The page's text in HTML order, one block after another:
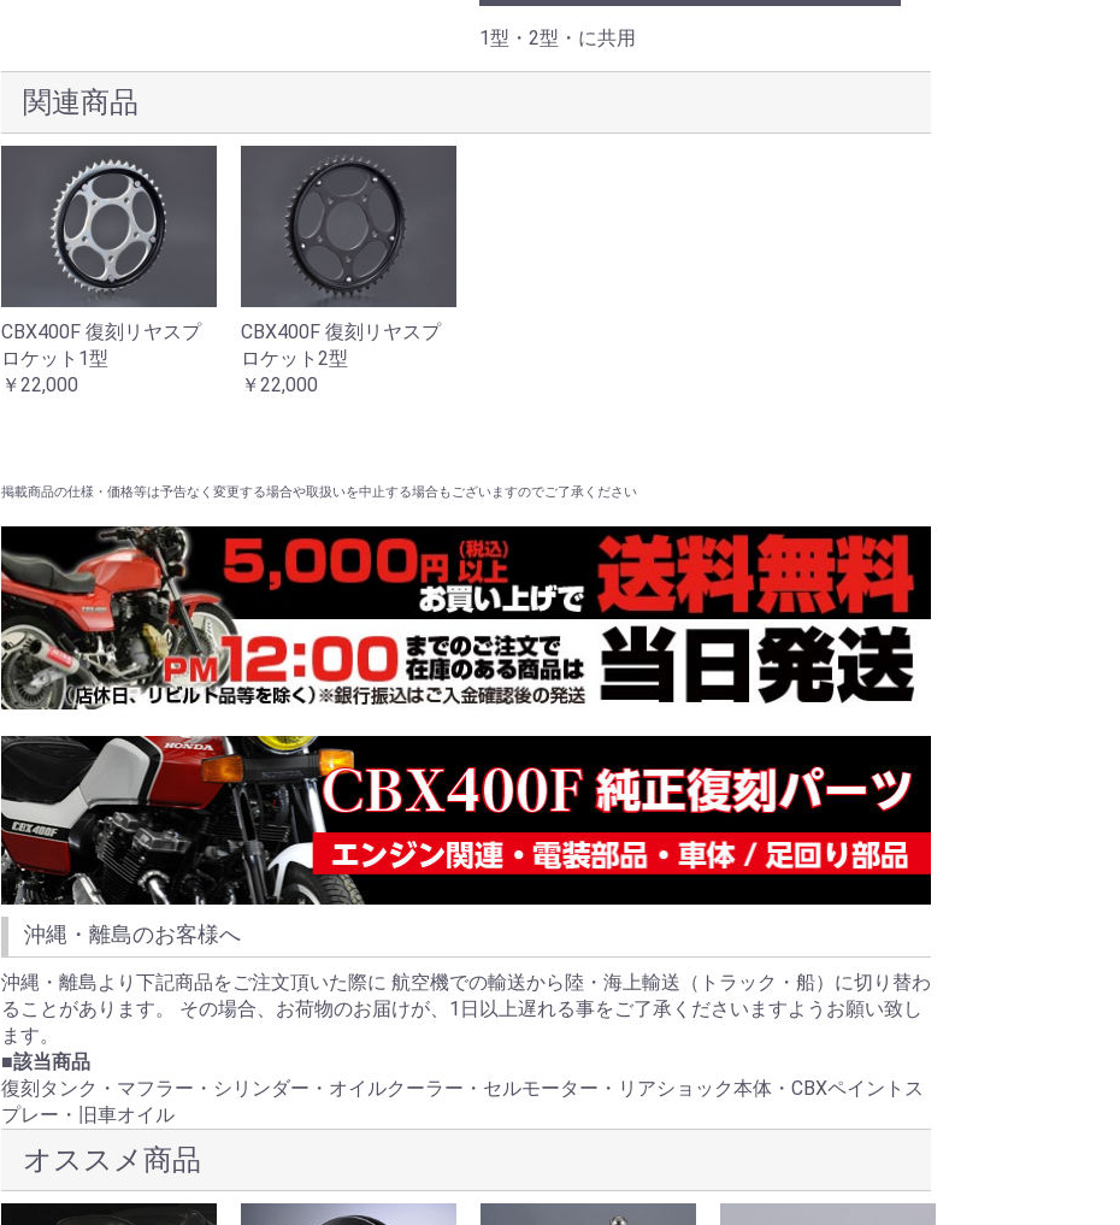
1型・2型・に共用
関連商品
CBX400F 復刻リヤスプ
ロケット1型
￥22,000
CBX400F 復刻リヤスプ
ロケット2型
￥22,000
掲載商品の仕様・価格等は予告なく変更する場合や取扱いを中止する場合もございますのでご了承ください
沖縄・離島のお客様へ
沖縄・離島より下記商品をご注文頂いた際に 航空機での輸送から陸・海上輸送（トラック・船）に切り替わ
ることがあります。 その場合、お荷物のお届けが、1日以上遅れる事をご了承くださいますようお願い致し
ます。
■該当商品
復刻タンク・マフラー・シリンダー・オイルクーラー・セルモーター・リアショック本体・CBXペイントス
プレー・旧車オイル
オススメ商品